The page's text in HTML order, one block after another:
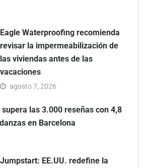
Eagle Waterproofing recomienda
revisar la impermeabilización de
las viviendas antes de las
vacaciones
agosto 7, 2026
las 3.000 reseñas con 4,8
en Barcelona
Jumpstart: EE.UU. redefine la